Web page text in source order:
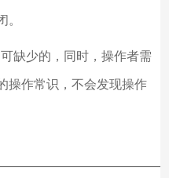
。
缺少的，同时，操作者需
操作常识，不会发现操作